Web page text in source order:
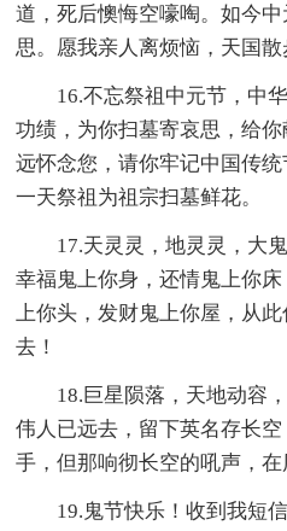
道，死后懊悔空嚎啕。如今
思。愿我亲人离烦恼，天国
16.不忘祭祖中元节，中华
功绩，为你扫墓寄哀思，给
远怀念您，请你牢记中国传
一天祭祖为祖宗扫墓鲜花。
17.天灵灵，地灵灵，大鬼
幸福鬼上你身，还情鬼上你
上你头，发财鬼上你屋，从
去！
18.巨星陨落，天地动容，
伟人已远去，留下英名存长
手，但那响彻长空的吼声，
19.鬼节快乐！收到我短信